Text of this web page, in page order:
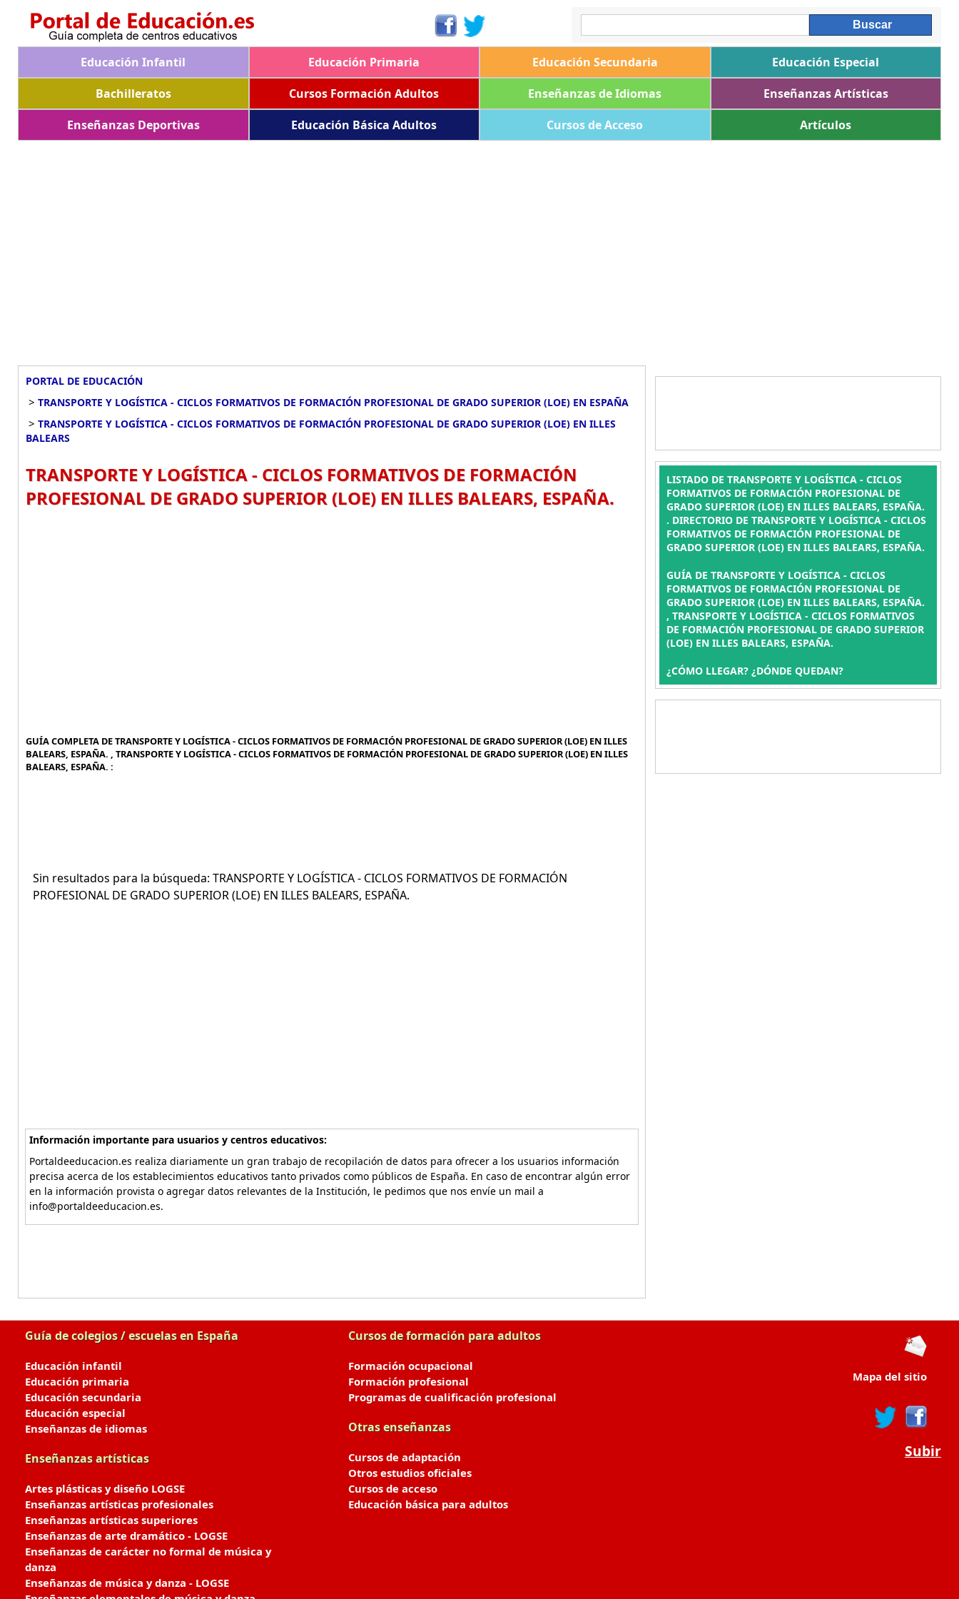
Educación Infantil Educación Primaria Educación Secundaria
Educación Especial
Bachilleratos
Cursos Formación Adultos Enseñanzas de Idiomas
Enseñanzas Artísticas
Enseñanzas Deportivas
Educación Básica Adultos Cursos de Acceso Artículos
PORTAL DE EDUCACIÓN
> TRANSPORTE Y LOGÍSTICA - CICLOS FORMATIVOS DE FORMACIÓN PROFESIONAL DE GRADO SUPERIOR (LOE) EN ESPAÑA
> TRANSPORTE Y LOGÍSTICA - CICLOS FORMATIVOS DE FORMACIÓN PROFESIONAL DE GRADO SUPERIOR (LOE) EN ILLES
BALEARS
TRANSPORTE Y LOGÍSTICA - CICLOS FORMATIVOS DE FORMACIÓN
PROFESIONAL DE GRADO SUPERIOR (LOE) EN ILLES BALEARS, ESPAÑA.
GUÍA COMPLETA DE TRANSPORTE Y LOGÍSTICA - CICLOS FORMATIVOS DE FORMACIÓN PROFESIONAL DE GRADO SUPERIOR (LOE) EN ILLES
BALEARS, ESPAÑA. , TRANSPORTE Y LOGÍSTICA - CICLOS FORMATIVOS DE FORMACIÓN PROFESIONAL DE GRADO SUPERIOR (LOE) EN ILLES
BALEARS, ESPAÑA. :
Sin resultados para la búsqueda: TRANSPORTE Y LOGÍSTICA - CICLOS FORMATIVOS DE FORMACIÓN
PROFESIONAL DE GRADO SUPERIOR (LOE) EN ILLES BALEARS, ESPAÑA.
Información importante para usuarios y centros educativos:
Portaldeeducacion.es realiza diariamente un gran trabajo de recopilación de datos para ofrecer a los usuarios información
precisa acerca de los establecimientos educativos tanto privados como públicos de España. En caso de encontrar algún error
en la información provista o agregar datos relevantes de la Institución, le pedimos que nos envíe un mail a
info@portaldeeducacion.es.
LISTADO DE TRANSPORTE Y LOGÍSTICA - CICLOS
FORMATIVOS DE FORMACIÓN PROFESIONAL DE
GRADO SUPERIOR (LOE) EN ILLES BALEARS, ESPAÑA.
. DIRECTORIO DE TRANSPORTE Y LOGÍSTICA - CICLOS
FORMATIVOS DE FORMACIÓN PROFESIONAL DE
GRADO SUPERIOR (LOE) EN ILLES BALEARS, ESPAÑA.
GUÍA DE TRANSPORTE Y LOGÍSTICA - CICLOS
FORMATIVOS DE FORMACIÓN PROFESIONAL DE
GRADO SUPERIOR (LOE) EN ILLES BALEARS, ESPAÑA.
, TRANSPORTE Y LOGÍSTICA - CICLOS FORMATIVOS
DE FORMACIÓN PROFESIONAL DE GRADO SUPERIOR
(LOE) EN ILLES BALEARS, ESPAÑA.
¿CÓMO LLEGAR? ¿DÓNDE QUEDAN?
Guía de colegios / escuelas en España
Educación infantil
Educación primaria
Educación secundaria
Educación especial
Enseñanzas de idiomas
Enseñanzas artísticas
Artes plásticas y diseño LOGSE
Enseñanzas artísticas profesionales
Enseñanzas artísticas superiores
Enseñanzas de arte dramático - LOGSE
Enseñanzas de carácter no formal de música y
danza
Enseñanzas de música y danza - LOGSE
Cursos de formación para adultos
Formación ocupacional
Formación profesional
Programas de cualificación profesional
Otras enseñanzas
Cursos de adaptación
Otros estudios oficiales
Cursos de acceso
Educación básica para adultos
Mapa del sitio
Subir